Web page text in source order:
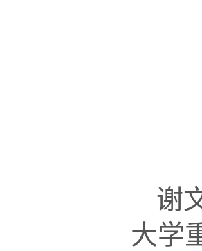
谢
大学